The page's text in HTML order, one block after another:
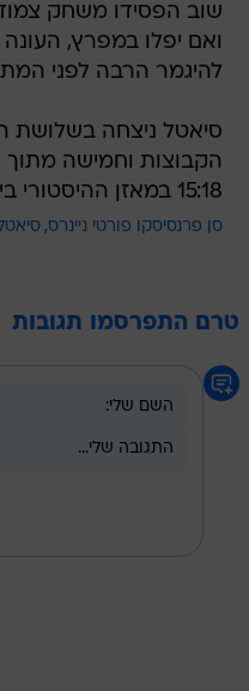
להיגמר הרבה לפני
סיאטל ניצחה בשלושת
15:18 במאזן ההיסטורי בין הקבוצות.
סן פרנסיסקו פורטי ניינרס